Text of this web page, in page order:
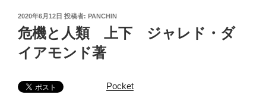
投
稿
日:
2020年6月12日 投稿者: PANCHIN
危機と人類 上下 ジャレド・ダ
イアモンド著
Pocket